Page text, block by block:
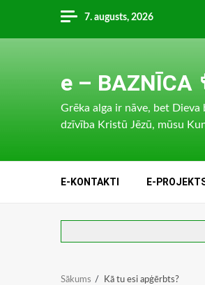
content
7. augusts, 2026
e – BAZNĪCA
Grēka alga ir nāve, bet Dieva
dzīvība Kristū Jēzū, mūsu
E-KONTAKTI E-
Sākums Kā tu esi apģērbts?